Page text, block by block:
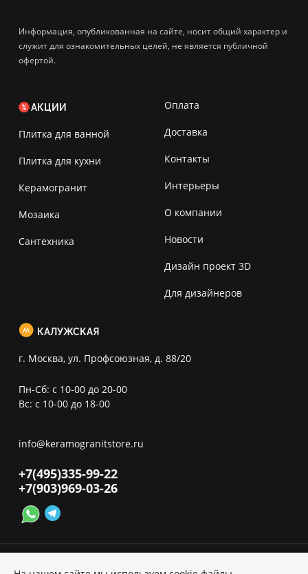
Информация, опубликованная на сайте, носит общий характер и
служит для ознакомительных целей, не является публичной
офертой.
АКЦИИ
Плитка для ванной
Плитка для кухни
Керамогранит
Мозаика
Сантехника
Оплата
Доставка
Контакты
Интерьеры
О компании
Новости
Дизайн проект 3D
Для дизайнеров
КАЛУЖСКАЯ
г. Москва, ул. Профсоюзная, д. 88/20
Пн-Сб: с 10-00 до 20-00
Вс: с 10-00 до 18-00
info@keramogranitstore.ru
+7(495)335-99-22
+7(903)969-03-26